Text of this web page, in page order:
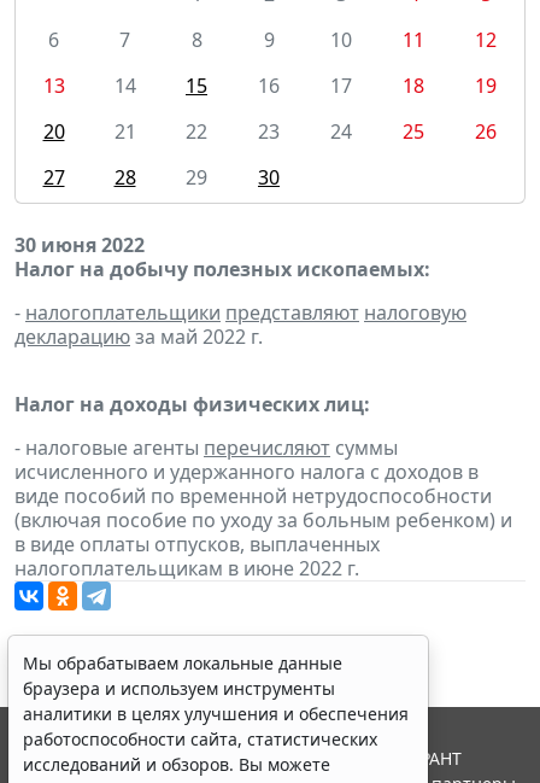
6
7 8 9 10 11
12
13
14 15 16 17 18
19
20
21 22 23 24 25
26
27
28 29 30
30 июня 2022
Налог на добычу полезных ископаемых:
- налогоплательщики представляют налоговую
декларациюза май 2022 г.
Налог на доходы физических лиц:
- налоговые агенты перечисляют суммы
исчисленного и удержанного налога с доходов в
виде пособий по временной нетрудоспособности
(включая пособие по уходу за больным ребенком) и
в виде оплаты отпусков, выплаченных
налогоплательщикам в июне 2022 г.
Мы обрабатываем локальные данные
браузера и используем инструменты
аналитики в целях улучшения и обеспечения
работоспособности сайта, статистических
исследований и обзоров. Вы можете
© ООО "НПП "ГАРАНТ-СЕРВИС", 2026. Система ГАРАНТ